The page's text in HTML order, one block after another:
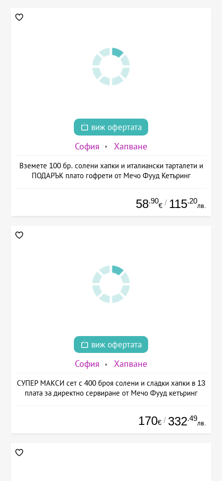
виж офертата
София Хапване
Вземете 100 бр. солени хапки и италиански тарталети и
ПОДАРЪК плато гофрети от Мечо Фууд Кетъринг
58.90
€ / 115.20
лв.
виж офертата
София Хапване
СУПЕР МАКСИ сет с 400 броя солени и сладки хапки в 13
плата за директно сервиране от Мечо Фууд кетъринг
170€ / 332.49
лв.